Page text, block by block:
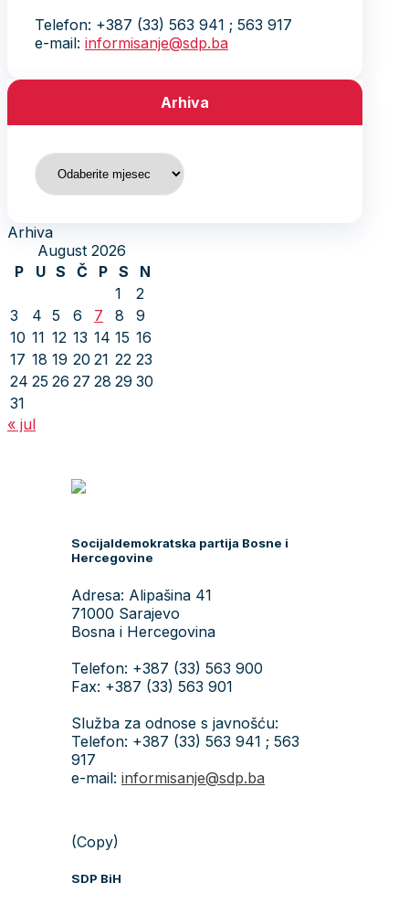
Telefon: +387 (33) 563 941 ; 563 917
e-mail: informisanje@sdp.ba
Arhiva
Arhiva
Arhiva
August 2026
P
U S Č P S
N
1
2
3
4 5 6 7 8
9
10 11 12 13 14 15 16
17 18 19 20 21 22 23
24 25 26 27 28 29 30
31
« jul
Socijaldemokratska partija Bosne i
Hercegovine
Adresa: Alipašina 41
71000 Sarajevo
Bosna i Hercegovina
Telefon: +387 (33) 563 900
Fax: +387 (33) 563 901
Služba za odnose s javnošću:
Telefon: +387 (33) 563 941 ; 563
917
e-mail: informisanje@sdp.ba
(Copy)
SDP BiH